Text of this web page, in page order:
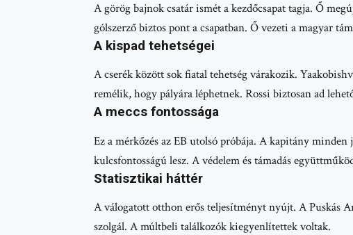
A görög bajnok csatár ismét a kezdőcsapat tagja. Ő
gólszerző biztos pont a csapatban. Ő vezeti a magyar
A kispad tehetségei
A cserék között sok fiatal tehetség várakozik.
remélik, hogy pályára léphetnek. Rossi biztosan ad
A meccs fontossága
Ez a mérkőzés az EB utolsó próbája. A kapitány
kulcsfontosságú lesz. A védelem és támadás
Statisztikai háttér
A válogatott otthon erős teljesítményt nyújt. A Puskás
szolgál. A múltbeli találkozók kiegyenlítettek voltak.